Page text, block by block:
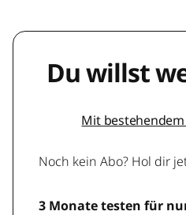
Du willst
Mit
Noch kein Abo? Hol dir
3 Monate testen für